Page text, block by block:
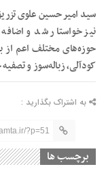
سید امیر حسین علوی
نیز خواستار شد و
حوزه‌های مختلف اعم از
کودآلی، زباله‌سوز و
به اشتراک بگذارید :
?p=51
برچسب ها